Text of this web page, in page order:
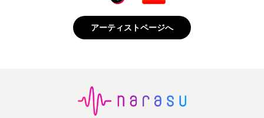
アーティストページへ